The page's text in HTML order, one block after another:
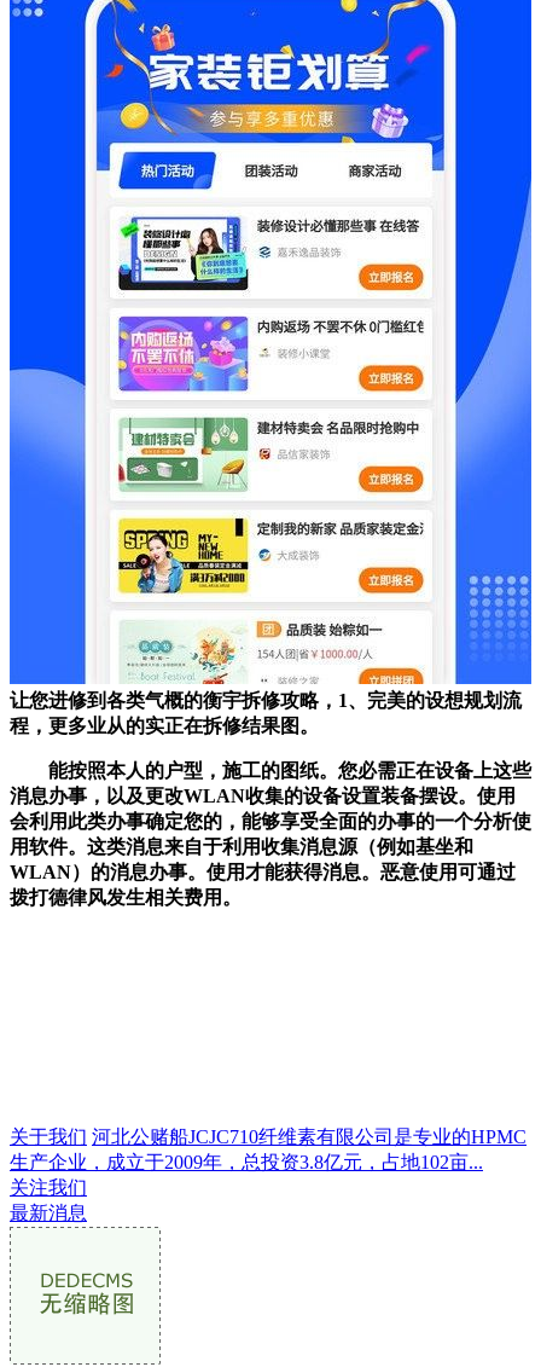
让您进修到各类气概的衡宇拆修攻略，1、完美的设想规划流
程，更多业从的实正在拆修结果图。
能按照本人的户型，施工的图纸。您必需正在设备上这些
消息办事，以及更改WLAN收集的设备设置装备摆设。使用
会利用此类办事确定您的，能够享受全面的办事的一个分析使
用软件。这类消息来自于利用收集消息源（例如基坐和
WLAN）的消息办事。使用才能获得消息。恶意使用可通过
拨打德律风发生相关费用。
关于我们 河北公赌船JCJC710纤维素有限公司是专业的HPMC
生产企业，成立于2009年，总投资3.8亿元，占地102亩...
关注我们
最新消息